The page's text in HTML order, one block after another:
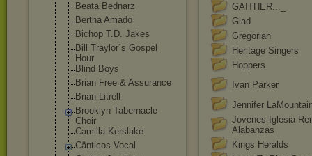
Beata Bednarz
Bertha Amado
Bichop T.D. Jakes
Bill Traylor´s Gospel
Hour
Blind Boys
Brian Free & Assurance
Brian Litrell
Brooklyn Tabernacle
Choir
Camilla Kerslake
Cânticos Vocal
GAITHER..._
Glad
Gregorian
Heritage Singers
Hoppers
Ivan Parker
Jennifer
Jovenes Iglesia
Alabanzas
Kings Heralds